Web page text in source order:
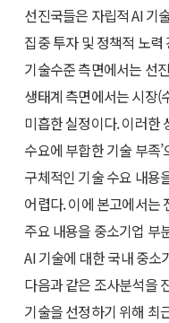
선진국들은 자립적 AI 기
집중 투자 및 정책적 노
기술수준 측면에서는 선
생태계 측면에서는 시장(
미흡한 실정이다. 이러한
수요에 부합한 기술 부족
구체적인 기술 수요 내용
어렵다. 이에 본고에서는
주요 내용을 중소기업 부
AI 기술에 대한 국내 중소
다음과 같은 조사분석을
기술을 선정하기 위해 최